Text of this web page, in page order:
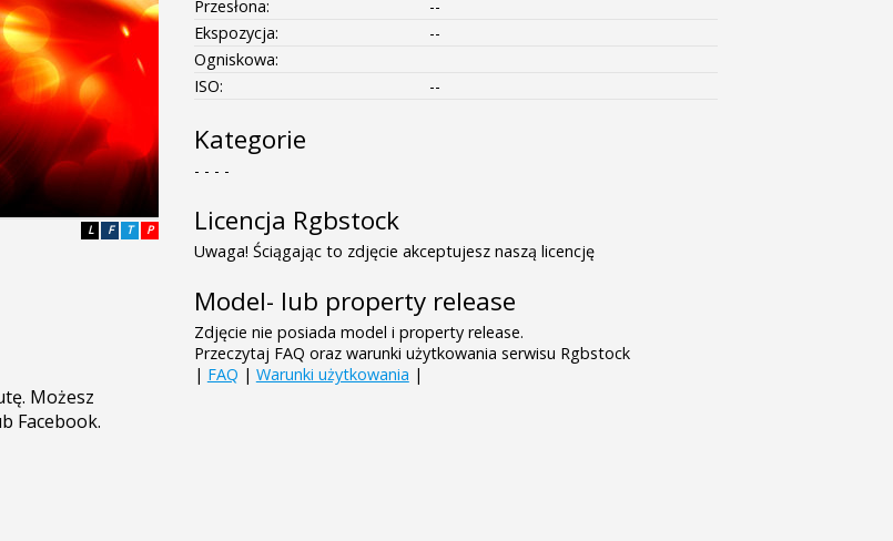
P
T
F
L
Przesłona:
--
Ekspozycja:
--
Ogniskowa:
ISO:
--
Kategorie
- - - -
Licencja Rgbstock
Uwaga! Ściągając to zdjęcie akceptujesz naszą licencję
Model- lub property release
Zdjęcie nie posiada model i property release.
Przeczytaj FAQ oraz warunki użytkowania serwisu Rgbstock
| FAQ | Warunki użytkowania |